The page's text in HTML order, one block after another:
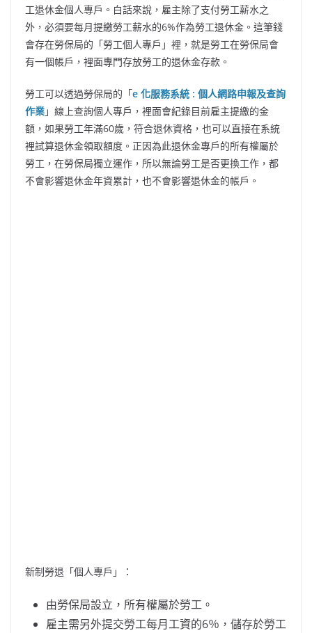
工退休金個人專戶。白話來說，雇主除了支付勞工薪水之
外，必須要每月提繳勞工薪水的6%作為勞工退休金。這筆錢
會存在勞保局的「勞工個人專戶」裡，就是勞工在勞保局會
有一個帳戶，裡面專門存放勞工的退休金存款。
勞工可以透過勞保局的「e 化服務系統 : 個人網路申報及查詢
作業」線上查詢個人專戶，裡面會紀錄目前雇主提繳的金
額，如果勞工年滿60歲，符合退休資格，也可以直接在系統
裡試算退休金領取額度。正因為此退休金專戶的所有權屬於
勞工，在勞保局獨立運作，所以無論勞工是否更換工作，都
不會影響退休金年資累計，也不會影響退休金的帳戶。
新制勞退「個人專戶」：
由勞保局設立，所有權屬於勞工。
雇主需另外提交勞工每月工資的6％，儲存於勞工